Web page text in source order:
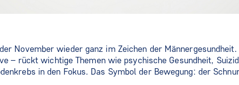
November wieder ganz im Zeichen der Männergesundheit.
– rückt wichtige Themen wie psychische Gesundheit,
in den Fokus. Das Symbol der Bewegung: der